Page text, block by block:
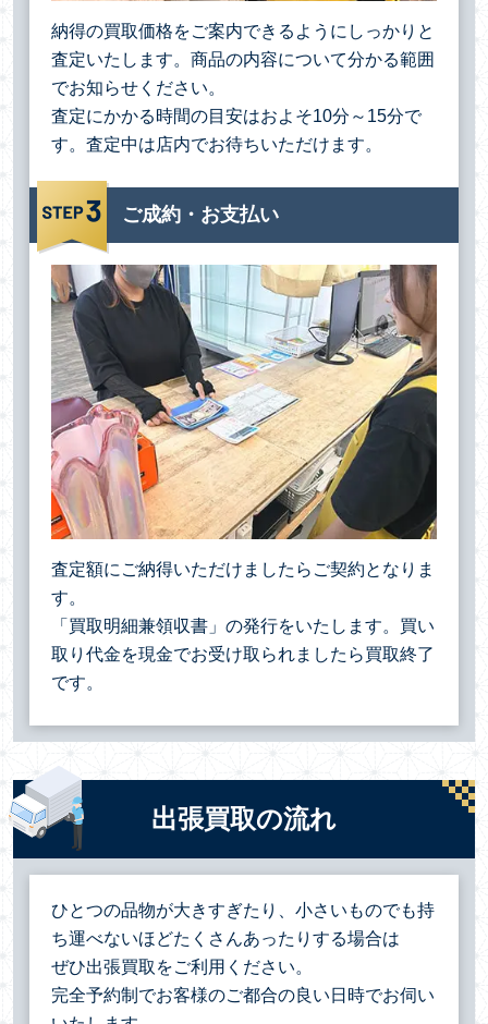
納得の買取価格をご案内できるようにしっかりと
査定いたします。商品の内容について分かる範囲
でお知らせください。
査定にかかる時間の目安はおよそ10分～15分で
す。査定中は店内でお待ちいただけます。
ご成約・お支払い
査定額にご納得いただけましたらご契約となりま
す。
「買取明細兼領収書」の発行をいたします。買い
取り代金を現金でお受け取られましたら買取終了
です。
出張買取の流れ
ひとつの品物が大きすぎたり、小さいものでも持
ち運べないほどたくさんあったりする場合は
ぜひ出張買取をご利用ください。
完全予約制でお客様のご都合の良い日時でお伺い